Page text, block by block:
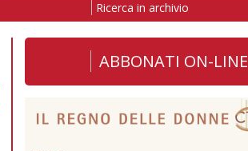
Ricerca in archivio
ABBONATI ON-LINE